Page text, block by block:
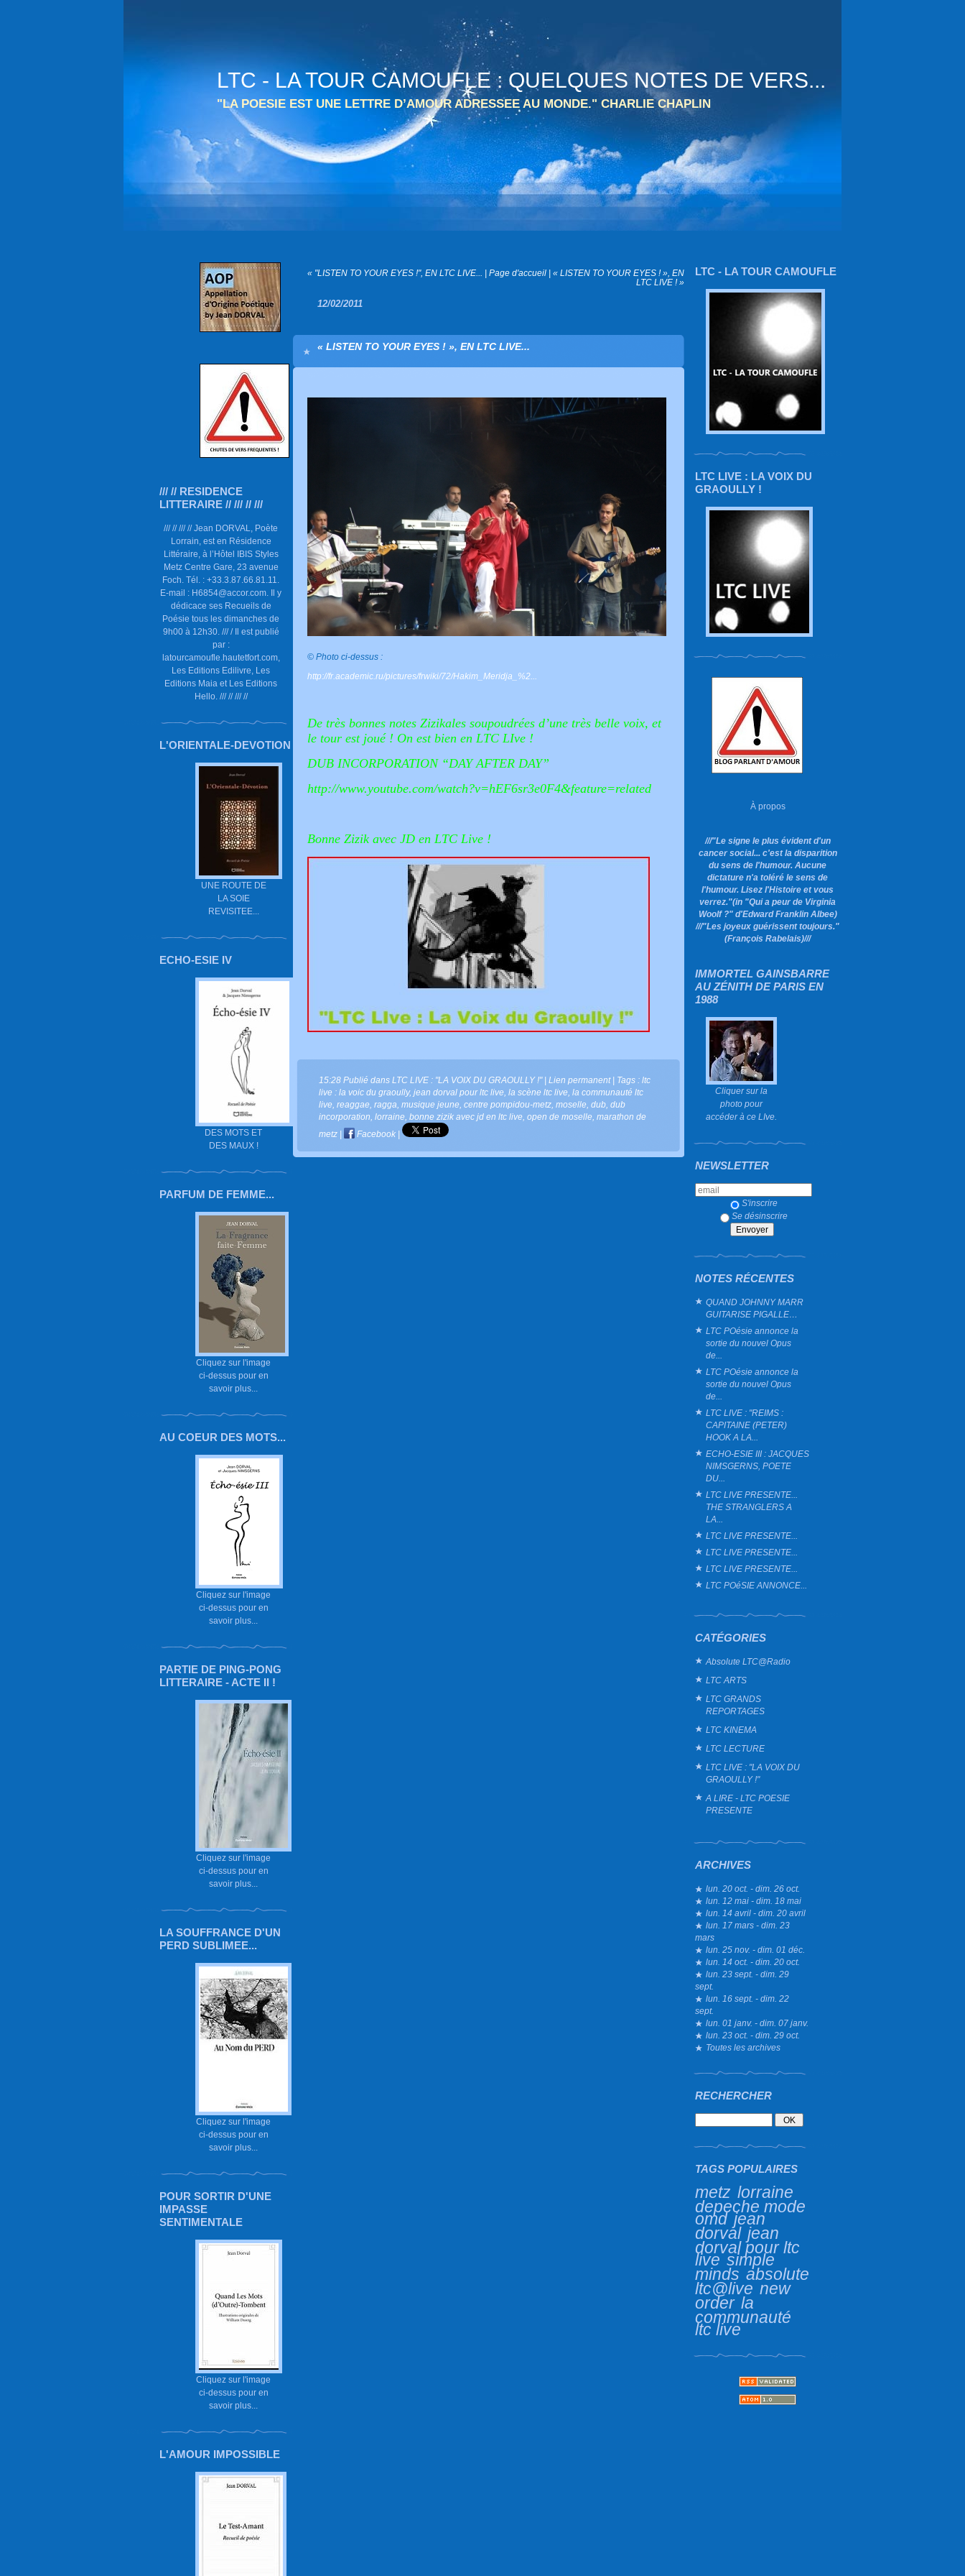
LTC - LA TOUR CAMOUFLE : QUELQUES NOTES DE VERS...
"LA POESIE EST UNE LETTRE D’AMOUR ADRESSEE AU MONDE." CHARLIE CHAPLIN
/// // RESIDENCE
LITTERAIRE // /// // ///
/// // /// // Jean DORVAL, Poète
Lorrain, est en Résidence
Littéraire, à l’Hôtel IBIS Styles
Metz Centre Gare, 23 avenue
Foch. Tél. : +33.3.87.66.81.11.
E-mail : H6854@accor.com. Il y
dédicace ses Recueils de
Poésie tous les dimanches de
9h00 à 12h30. /// / Il est publié
par :
latourcamoufle.hautetfort.com,
Les Editions Edilivre, Les
Editions Maia et Les Editions
Hello. /// // /// //
L'ORIENTALE-DEVOTION
UNE ROUTE DE
LA SOIE
REVISITEE...
ECHO-ESIE IV
DES MOTS ET
DES MAUX !
PARFUM DE FEMME...
Cliquez sur l'image
ci-dessus pour en
savoir plus...
AU COEUR DES MOTS...
Cliquez sur l'image
ci-dessus pour en
savoir plus...
PARTIE DE PING-PONG
LITTERAIRE - ACTE II !
Cliquez sur l'image
ci-dessus pour en
savoir plus...
LA SOUFFRANCE D'UN
PERD SUBLIMEE...
Cliquez sur l'image
ci-dessus pour en
savoir plus...
POUR SORTIR D'UNE
IMPASSE
SENTIMENTALE
Cliquez sur l'image
ci-dessus pour en
savoir plus...
L'AMOUR IMPOSSIBLE
LTC - LA TOUR CAMOUFLE
LTC LIVE : LA VOIX DU
GRAOULLY !
À propos
///"Le signe le plus évident d'un
cancer social... c'est la disparition
du sens de l'humour. Aucune
dictature n'a toléré le sens de
l'humour. Lisez l'Histoire et vous
verrez."(in "Qui a peur de Virginia
Woolf ?"d'Edward Franklin Albee)
///"Les joyeux guérissent toujours."
(François Rabelais)///
IMMORTEL GAINSBARRE
AU ZÉNITH DE PARIS EN
1988
Cliquer sur la
photo pour
accéder à ce LIve.
NEWSLETTER
S'inscrire
Se désinscrire
NOTES RÉCENTES
QUAND JOHNNY MARR
GUITARISE PIGALLE…
LTC POésie annonce la
sortie du nouvel Opus
de...
LTC POésie annonce la
sortie du nouvel Opus
de...
LTC LIVE : "REIMS :
CAPITAINE (PETER)
HOOK A LA...
ECHO-ESIE III : JACQUES
NIMSGERNS, POETE
DU...
LTC LIVE PRESENTE...
THE STRANGLERS A
LA...
LTC LIVE PRESENTE...
LTC LIVE PRESENTE...
LTC LIVE PRESENTE...
LTC POéSIE ANNONCE...
CATÉGORIES
Absolute LTC@Radio
LTC ARTS
LTC GRANDS
REPORTAGES
LTC KINEMA
LTC LECTURE
LTC LIVE : "LA VOIX DU
GRAOULLY !"
A LIRE - LTC POESIE
PRESENTE
ARCHIVES
lun. 20 oct. - dim. 26 oct.
lun. 12 mai - dim. 18 mai
lun. 14 avril - dim. 20 avril
lun. 17 mars - dim. 23
mars
lun. 25 nov. - dim. 01 déc.
lun. 14 oct. - dim. 20 oct.
lun. 23 sept. - dim. 29
sept.
lun. 16 sept. - dim. 22
sept.
lun. 01 janv. - dim. 07 janv.
lun. 23 oct. - dim. 29 oct.
Toutes les archives
RECHERCHER
TAGS POPULAIRES
metz lorraine
depeche mode
omd jean
dorval jean
dorval pour ltc
live simple
minds absolute
ltc@live new
order la
communauté
ltc live
« "LISTEN TO YOUR EYES !", EN LTC LIVE... | Page d'accueil | « LISTEN TO YOUR EYES ! », EN
LTC LIVE ! »
12/02/2011
« LISTEN TO YOUR EYES ! », EN LTC LIVE...
© Photo ci-dessus :
http://fr.academic.ru/pictures/frwiki/72/Hakim_Meridja_%2...
De très bonnes notes Zizikales soupoudrées d’une très belle voix, et
le tour est joué ! On est bien en LTC LIve !
DUB INCORPORATION “DAY AFTER DAY”
http://www.youtube.com/watch?v=hEF6sr3e0F4&feature=related
Bonne Zizik avec JD en LTC Live !
15:28 Publié dans LTC LIVE : "LA VOIX DU GRAOULLY !"| Lien permanent| Tags : ltc
live : la voic du graoully, jean dorval pour ltc live la scène ltc live la communauté ltc
live reaggae ragga musique jeune centre pompidou-metz moselle dub dub
incorporation lorraine bonne zizik avec jd en ltc live open de moselle marathon de
metz
Facebook